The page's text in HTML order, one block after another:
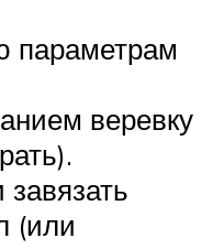
параметрам
веревку
(или